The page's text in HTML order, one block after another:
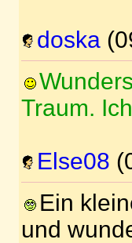
doska
Traum.
Else08
Ein
und